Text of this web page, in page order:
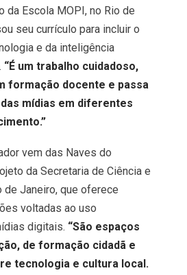
da Escola MOPI, no Rio de
seu currículo para incluir o
e da inteligência
“É um trabalho cuidadoso,
formação docente e passa
mídias em diferentes
vem das Naves do
da Secretaria de Ciência e
de Janeiro, que oferece
voltadas ao uso
digitais. “São espaços
de formação cidadã e
tecnologia e cultura local.